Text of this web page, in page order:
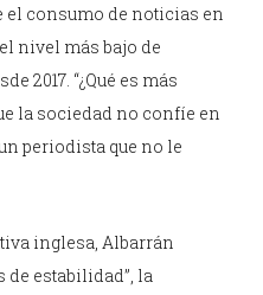
el consumo de noticias en
nivel más bajo de
2017. “¿Qué es más
la sociedad no confíe en
periodista que no le
inglesa, Albarrán
de estabilidad”, la